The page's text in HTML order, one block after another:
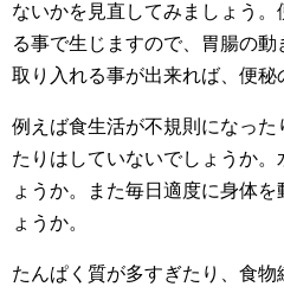
ないかを見直してみましょう
る事で生じますので、胃腸の
取り入れる事が出来れば、便秘
例えば食生活が不規則になっ
たりはしていないでしょうか
ょうか。また毎日適度に身体
ょうか。
たんぱく質が多すぎたり、食